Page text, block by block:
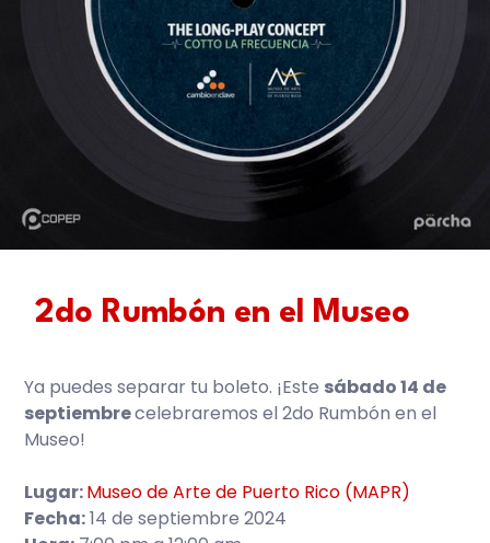
2do Rumbón en el Museo
Ya puedes separar tu boleto. ¡Este sábado 14 de
septiembrecelebraremos el 2do Rumbón en el
Museo!
Lugar:Museo de Arte de Puerto Rico (MAPR)
Fecha:14 de septiembre 2024